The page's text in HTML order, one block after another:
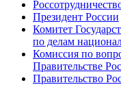
Президент России
Комитет
по делам
Комиссия по
Правительстве
Правительство